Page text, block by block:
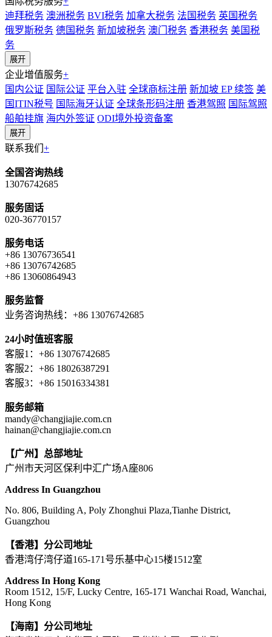
迪拜税务 澳洲税务 BVI税务 加拿大税务 法国税务 英国税务
俄罗斯税务 德国税务 新加坡税务 澳门税务 香港税务 美国税
务
展开
企业增值服务+
国内公证 国际公证 平台入驻 全球商标注册 新加坡 EP 续签 美
国ITIN税号 国际海牙认证 全球条形码注册 香港驾照 国际驾照
船舶挂旗 海内外签证 ODI境外投资备案
展开
联系我们 +
全国咨询热线
13076742685
服务固话
020-36770157
服务电话
+86 13076736541
+86 13076742685
+86 13060864943
服务监督
业务咨询热线：+86 13076742685
24小时值班客服
客服1：+86 13076742685
客服2：+86 18026387291
客服3：+86 15016334381
服务邮箱
mandy@changjiajie.com.cn
hainan@changjiajie.com.cn
【广州】总部地址
广州市天河区保利中汇广场A座806
Address In Guangzhou
No. 806, Building A, Poly Zhonghui Plaza,Tianhe District,
Guangzhou
【香港】分公司地址
香港湾仔湾仔道165-171号乐基中心15楼1512室
Address In Hong Kong
Room 1512, 15/F, Lucky Centre, 165-171 Wanchai Road, Wanchai,
Hong Kong
【海南】分公司地址